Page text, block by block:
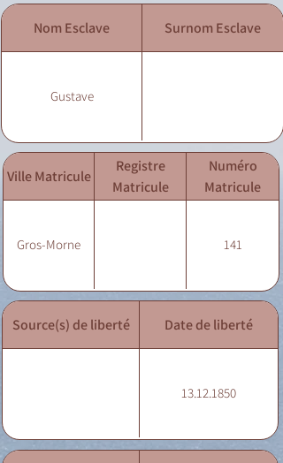
Nom Esclave Surnom Esclave
Gustave
Ville Matricule
Registre
Matricule
Numéro
Matricule
Gros-Morne 141
Source(s) de liberté Date de liberté
13.12.1850